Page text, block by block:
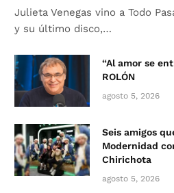
Julieta Venegas vino a Todo
y su último disco,…
“Al amor se
ROLÓN
agosto 5, 2026
Seis amigos
Modernidad
Chirichota
agosto 5, 2026